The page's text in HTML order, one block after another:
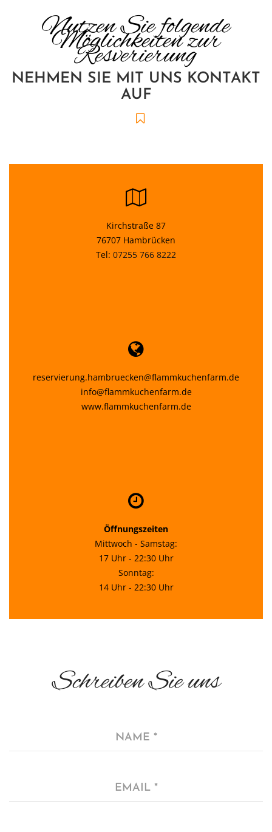
Nutzen Sie folgende
Möglichkeiten zur
Resverierung
NEHMEN SIE MIT UNS KONTAKT
AUF
Kirchstraße 87
76707 Hambrücken
Tel: 07255 766 8222
reservierung.hambruecken@flammkuchenfarm.de
info@flammkuchenfarm.de
www.flammkuchenfarm.de
Öffnungszeiten
Mittwoch - Samstag:
17 Uhr - 22:30 Uhr
Sonntag:
14 Uhr - 22:30 Uhr
Schreiben Sie uns